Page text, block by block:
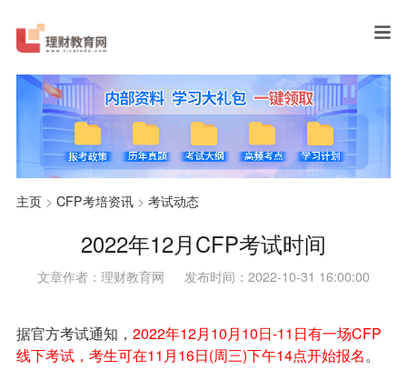
主页> CFP考培资讯> 考试动态
2022年12月CFP考试时间
文章作者：理财教育网 发布时间：2022-10-31 16:00:00
据官方考试通知， 2022年12月10月10日-11日有一场CFP
线下考试，考生可在11月16日(周三)下午14点开始报名。